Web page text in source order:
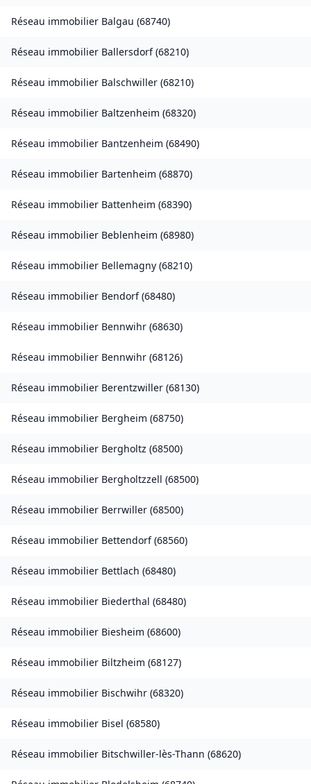
Réseau immobilier Balgau (68740)
Réseau immobilier Ballersdorf(68210)
Réseau immobilier Balschwiller (68210)
Réseau immobilier Baltzenheim (68320)
Réseau immobilier Bantzenheim (68490)
Réseau immobilier Bartenheim (68870)
Réseau immobilier Battenheim (68390)
Réseau immobilier Beblenheim (68980)
Réseau immobilier Bellemagny (68210)
Réseau immobilier Bendorf(68480)
Réseau immobilier Bennwihr (68630)
Réseau immobilier Bennwihr (68126)
Réseau immobilier Berentzwiller (68130)
Réseau immobilier Bergheim (68750)
Réseau immobilier Bergholtz (68500)
Réseau immobilier Bergholtzzell (68500)
Réseau immobilier Berrwiller (68500)
Réseau immobilier Bettendorf(68560)
Réseau immobilier Bettlach (68480)
Réseau immobilier Biederthal (68480)
Réseau immobilier Biesheim (68600)
Réseau immobilier Biltzheim (68127)
Réseau immobilier Bischwihr (68320)
Réseau immobilier Bisel (68580)
Réseau immobilier Bitschwiller-lès-Thann (68620)